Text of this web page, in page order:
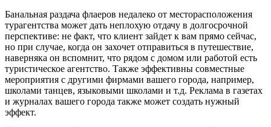
Банальная раздача флаеров недалеко от месторасположения
турагентства может дать неплохую отдачу в долгосрочной
перспективе: не факт, что клиент зайдет к вам прямо сейчас,
но при случае, когда он захочет отправиться в путешествие,
наверняка он вспомнит, что рядом с домом или работой есть
туристическое агентство. Также эффективны совместные
мероприятия с другими фирмами вашего города, например,
школами танцев, языковыми школами и т.д. Реклама в газетах
и журналах вашего города также может создать нужный
эффект.